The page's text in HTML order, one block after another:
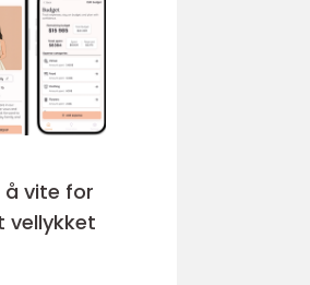
vite for
vellykket